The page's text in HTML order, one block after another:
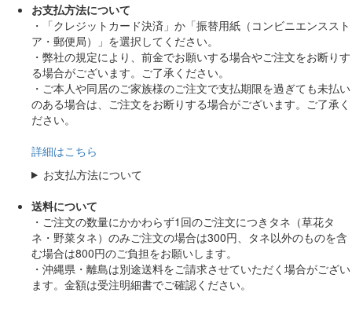
お支払方法について
・「クレジットカード決済」か「振替用紙（コンビニエンススト
ア・郵便局）」を選択してください。
・弊社の規定により、前金でお願いする場合やご注文をお断りす
る場合がございます。ご了承ください。
・ご本人や同居のご家族様のご注文で支払期限を過ぎても未払い
のある場合は、ご注文をお断りする場合がございます。ご了承く
ださい。
詳細はこちら
お支払方法について
送料について
・ご注文の数量にかかわらず1回のご注文につきタネ（草花タ
ネ・野菜タネ）のみご注文の場合は300円、タネ以外のものを含
む場合は800円のご負担をお願いします。
・沖縄県・離島は別途送料をご請求させていただく場合がござい
ます。金額は受注明細書でご確認ください。